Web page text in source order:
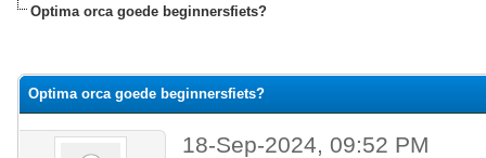
Optima orca goede beginnersfiets?
Optima orca goede beginnersfiets?
18-Sep-2024, 09:52 PM